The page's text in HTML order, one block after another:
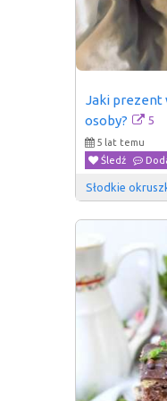
Jaki prezent
osoby?
5
5 lat temu
Śledź
Słodkie